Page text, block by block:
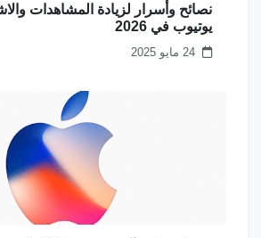
نصائح وأسرار لزيادة المشاهدات
يوتيوب في 2026